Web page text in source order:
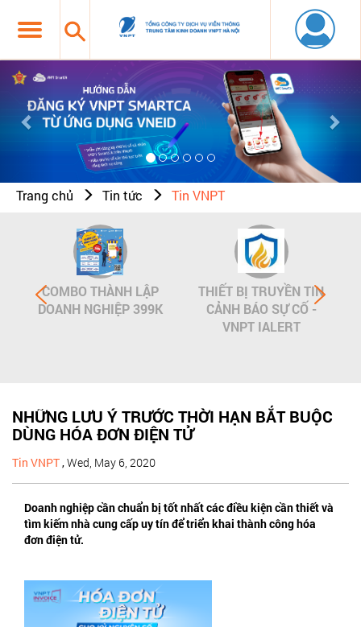
Previous
Trang chủ Tin tức Tin VNPT
COMBO THÀNH LẬP
DOANH NGHIỆP 399K
THIẾT BỊ TRUYỀN TIN
CẢNH BÁO SỰ CỐ -
VNPT IALERT
NHỮNG LƯU Ý TRƯỚC THỜI HẠN BẮT BUỘC
DÙNG HÓA ĐƠN ĐIỆN TỬ
Tin VNPT,Wed, May 6, 2020
Doanh nghiệp cần chuẩn bị tốt nhất các điều kiện cần thiết và
tìm kiếm nhà cung cấp uy tín để triển khai thành công hóa
đơn điện tử.